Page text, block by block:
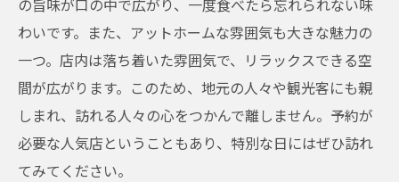
の旨味が口の中で広がり、一度食べたら忘れられない味
わいです。また、アットホームな雰囲気も大きな魅力の
一つ。店内は落ち着いた雰囲気で、リラックスできる空
間が広がります。このため、地元の人々や観光客にも親
しまれ、訪れる人々の心をつかんで離しません。予約が
必要な人気店ということもあり、特別な日にはぜひ訪れ
てみてください。